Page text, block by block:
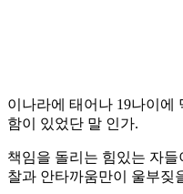
이나라에 태어나 19나이에
함이 있었단 말 인가.
책임을 돌리는 힘있는 자
찰과 안타까움만이 울부짖